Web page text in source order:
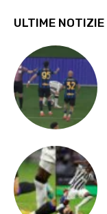
ULTIME NOTIZIE